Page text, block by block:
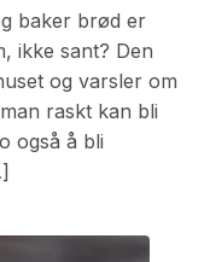
baker brød er
ikke sant? Den
og varsler om
raskt kan bli
også å bli